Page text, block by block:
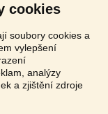
cookies
soubory cookies a
vylepšení
analýzy
a zjištění zdroje